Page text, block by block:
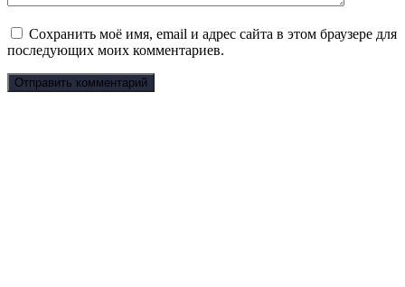
Сохранить моё имя, email и адрес сайта в этом браузере для
последующих моих комментариев.